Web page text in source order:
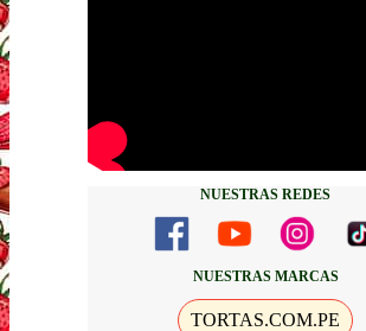
NUESTRAS REDES
NUESTRAS MARCAS
TORTAS.COM.PE